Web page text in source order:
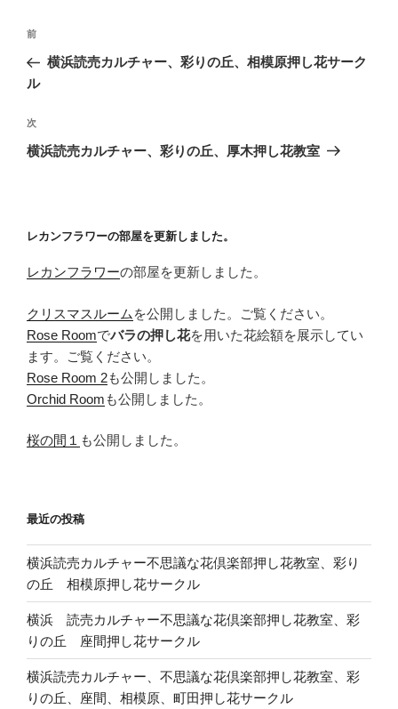
投
ナ
ゲ
ー
前
の
投
前
横浜読売カルチャー、彩りの丘、相模原押し花サーク
ル
次
の
次
横浜読売カルチャー、彩りの丘、厚木押し花教室
レカンフラワーの部屋を更新しました。
レカンフラワーの部屋を更新しました。
クリスマスルーム を公開しました。ご覧ください。
Rose Roomでバラの押し花を用いた花絵額を展示してい
ます。ご覧ください。
Rose Room 2も公開しました。
Orchid Room も公開しました。
桜の間１ も公開しました。
最近の投稿
横浜読売カルチャー不思議な花倶楽部押し花教室、彩り
の丘 相模原押し花サークル
横浜 読売カルチャー不思議な花倶楽部押し花教室、彩
りの丘 座間押し花サークル
横浜読売カルチャー、不思議な花倶楽部押し花教室、彩
りの丘、座間、相模原、町田押し花サークル